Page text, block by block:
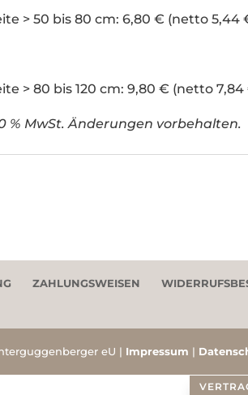
> 50 bis 80 cm: 6,80 € (netto 5,44
> 80 bis 120 cm: 9,80 € (netto 7,84
% MwSt. Änderungen vorbehalten.
ZAHLUNGSWEISEN
eU | Impressum |